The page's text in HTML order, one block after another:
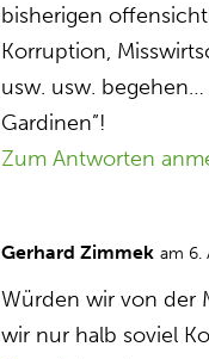
bisherigen
Korruption,
usw. usw.
Gardinen”!
Zum Antworten
Gerhard Zimmek am 6.
Würden wir von der
wir nur halb soviel